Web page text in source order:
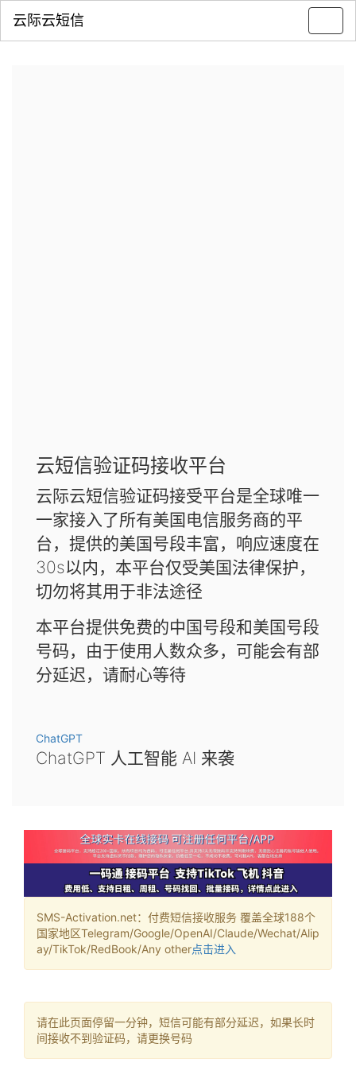
云际云短信
云短信验证码接收平台
云际云短信验证码接受平台是全球唯一
一家接入了所有美国电信服务商的平
台，提供的美国号段丰富，响应速度在
30s以内，本平台仅受美国法律保护，
切勿将其用于非法途径
本平台提供免费的中国号段和美国号段
号码，由于使用人数众多，可能会有部
分延迟，请耐心等待
ChatGPT
ChatGPT 人工智能 AI 来袭
SMS-Activation.net：付费短信接收服务 覆盖全球188个
国家地区Telegram/Google/OpenAI/Claude/Wechat/Alip
ay/TikTok/RedBook/Any other点击进入
请在此页面停留一分钟，短信可能有部分延迟，如果长时
间接收不到验证码，请更换号码